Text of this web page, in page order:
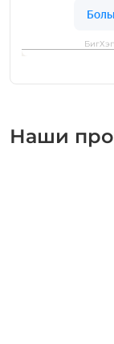
Наши